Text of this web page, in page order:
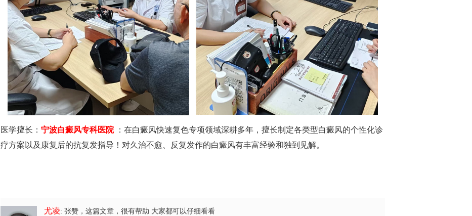
医学擅长： 宁波白癜风专科医院：在白癜风快速复色专项领域深耕多年，擅长制定各类型白癜风的个性化诊
疗方案以及康复后的抗复发指导！对久治不愈、反复发作的白癜风有丰富经验和独到见解。
尤凌: 张赞 ，这篇文章，很有帮助 大家都可以仔细看看